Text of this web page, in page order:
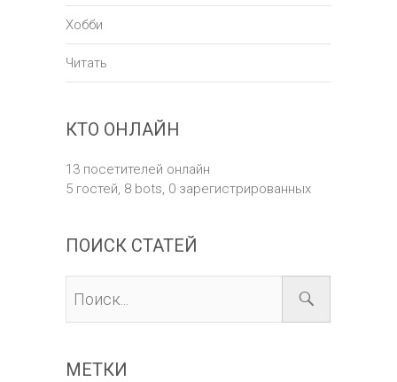
Хобби
Читать
КТО ОНЛАЙН
13 посетителей онлайн
5 гостей, 8 bots, 0 зарегистрированных
ПОИСК СТАТЕЙ
МЕТКИ